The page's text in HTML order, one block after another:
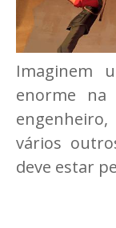
Imaginem
enorme na
vários
deve estar